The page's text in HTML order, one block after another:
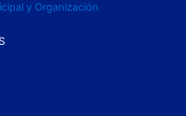
y Organización